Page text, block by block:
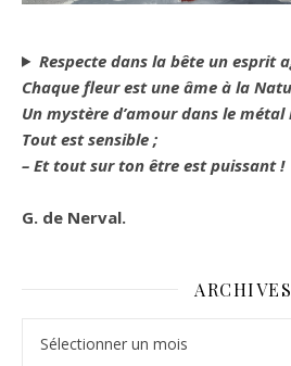
Respecte dans la bête un esprit
Chaque fleur est une âme à la
Un mystère d’amour dans le métal
Tout est sensible ;
– Et tout sur ton être est puissant !
G. de Nerval.
ARCHIVES